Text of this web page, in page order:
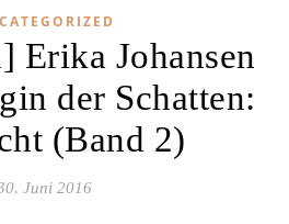
Erika Johansen
der Schatten:
(Band 2)
Juni 2016